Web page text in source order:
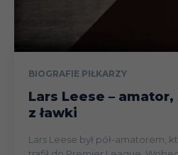
BIOGRAFIE PIŁKARZY
Lars Leese –
z ławki
Lars Leese był pół-amatorem,